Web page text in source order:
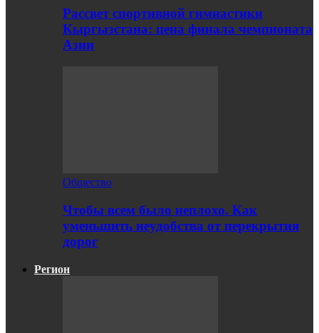
Рассвет спортивной гимнастики
Кыргызстана: цена финала чемпионата
Азии
Общество
Чтобы всем было неплохо. Как
уменьшить неудобства от перекрытия
дорог
Регион